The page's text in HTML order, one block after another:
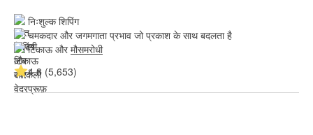
निःशुल्क शिपिंग
चमकदार और जगमगाता प्रभाव जो प्रकाश के साथ बदलता है
टिकाऊ और मौसमरोधी
4.8 (5,653)